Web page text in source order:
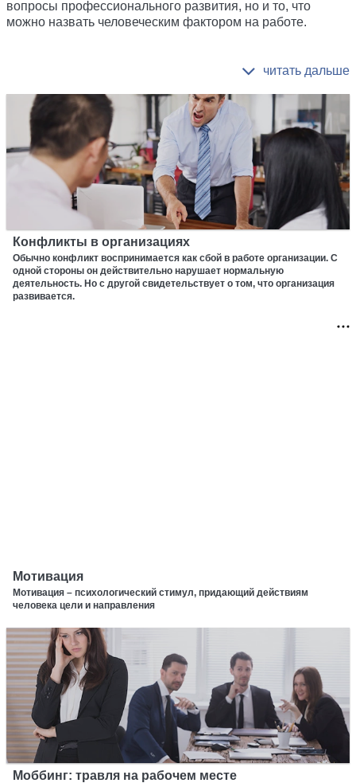
вопросы профессионального развития, но и то, что
можно назвать человеческим фактором на работе.
Конфликты в организациях
Обычно конфликт воспринимается как сбой в работе организации. С
одной стороны он действительно нарушает нормальную
деятельность. Но с другой свидетельствует о том, что организация
развивается.
Мотивация
Мотивация – психологический стимул, придающий действиям
человека цели и направления
Моббинг: травля на рабочем месте